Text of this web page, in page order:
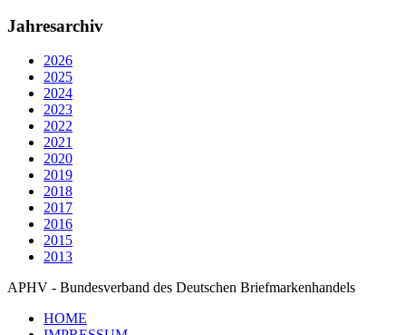
Jahresarchiv
2026
2025
2024
2023
2022
2021
2020
2019
2018
2017
2016
2015
2013
APHV - Bundesverband des Deutschen Briefmarkenhandels
HOME